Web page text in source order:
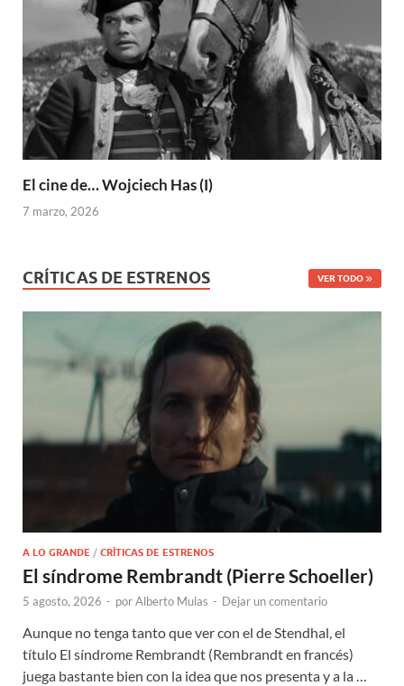
El cine de… Wojciech Has (I)
7 marzo, 2026
CRÍTICAS DE ESTRENOS VER TODO
A LO GRANDE / CRÍTICAS DE ESTRENOS
El síndrome Rembrandt (Pierre Schoeller)
5 agosto, 2026 - porAlberto Mulas - Dejar un comentario
Aunque no tenga tanto que ver con el de Stendhal, el
título El síndrome Rembrandt (Rembrandt en francés)
juega bastante bien con la idea que nos presenta y a la …